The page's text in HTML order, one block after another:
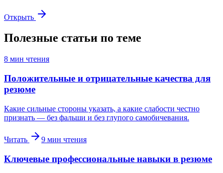
Открыть
Полезные статьи по теме
8 мин чтения
Положительные и отрицательные качества для
резюме
Какие сильные стороны указать, а какие слабости честно
признать — без фальши и без глупого самобичевания.
Читать 9 мин чтения
Ключевые профессиональные навыки в резюме